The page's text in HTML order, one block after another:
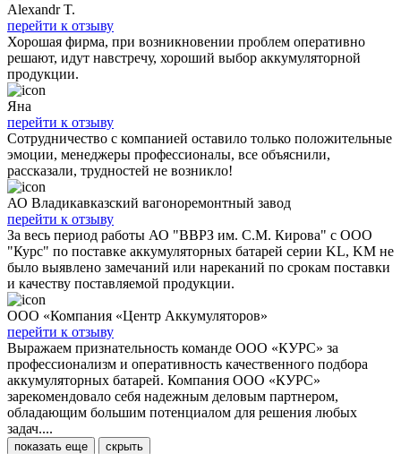
Alexandr T.
перейти к отзыву
Хорошая фирма, при возникновении проблем оперативно
решают, идут навстречу, хороший выбор аккумуляторной
продукции.
Яна
перейти к отзыву
Сотрудничество с компанией оставило только положительные
эмоции, менеджеры профессионалы, все объяснили,
рассказали, трудностей не возникло!
АО Владикавказский вагоноремонтный завод
перейти к отзыву
За весь период работы АО "ВВРЗ им. С.М. Кирова" с ООО
"Курс" по поставке аккумуляторных батарей серии KL, KM не
было выявлено замечаний или нареканий по срокам поставки
и качеству поставляемой продукции.
ООО «Компания «Центр Аккумуляторов»
перейти к отзыву
Выражаем признательность команде ООО «КУРС» за
профессионализм и оперативность качественного подбора
аккумуляторных батарей. Компания ООО «КУРС»
зарекомендовало себя надежным деловым партнером,
обладающим большим потенциалом для решения любых
задач....
показать еще скрыть